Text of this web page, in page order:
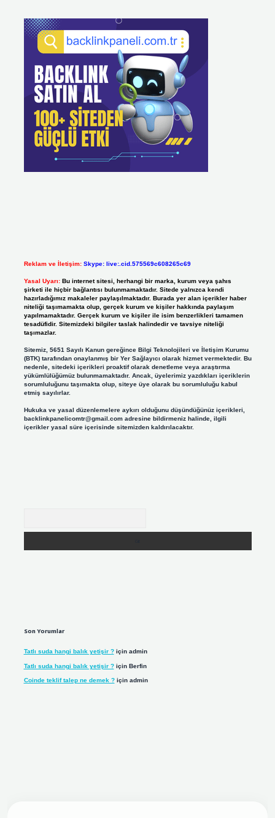
Reklam ve İletişim: Skype: live:.cid.575569c608265c69
Yasal Uyarı: Bu internet sitesi, herhangi bir marka, kurum veya şahıs
şirketi ile hiçbir bağlantısı bulunmamaktadır. Sitede yalnızca kendi
hazırladığımız makaleler paylaşılmaktadır. Burada yer alan içerikler haber
niteliği taşımamakta olup, gerçek kurum ve kişiler hakkında paylaşım
yapılmamaktadır. Gerçek kurum ve kişiler ile isim benzerlikleri tamamen
tesadüfidir. Sitemizdeki bilgiler taslak halindedir ve tavsiye niteliği
taşımazlar.
Sitemiz, 5651 Sayılı Kanun gereğince Bilgi Teknolojileri ve İletişim Kurumu
(BTK) tarafından onaylanmış bir Yer Sağlayıcı olarak hizmet vermektedir. Bu
nedenle, sitedeki içerikleri proaktif olarak denetleme veya araştırma
yükümlülüğümüz bulunmamaktadır. Ancak, üyelerimiz yazdıkları içeriklerin
sorumluluğunu taşımakta olup, siteye üye olarak bu sorumluluğu kabul
etmiş sayılırlar.
Hukuka ve yasal düzenlemelere aykırı olduğunu düşündüğünüz içerikleri,
backlinkpanelicomtr@gmail.comadresine bildirmeniz halinde, ilgili
içerikler yasal süre içerisinde sitemizden kaldırılacaktır.
Son Yorumlar
Tatlı suda hangi balık yetişir ?için admin
Tatlı suda hangi balık yetişir ?için Berfin
Coinde teklif talep ne demek ?için admin